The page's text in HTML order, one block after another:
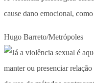
cause dano emocional,
Hugo Barreto/Metrópoles